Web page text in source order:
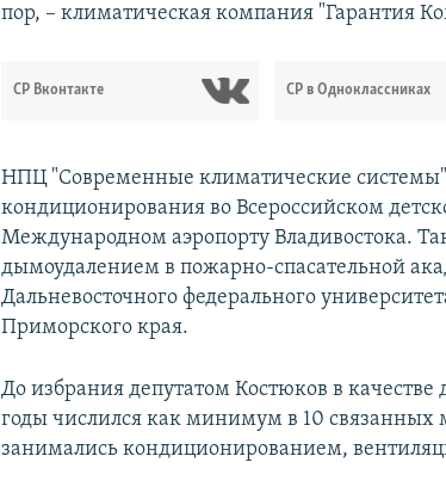
пор, – климатическая компания "Гарантия
СР Вконтакте СР в Одноклассниках
НПЦ "Современные климатические системы"
кондиционирования во Всероссийском
Международном аэропорту Владивостока.
дымоудалением в пожарно-спасательной
Дальневосточного федерального
Приморского края.
До избрания депутатом Костюков в качестве
годы числился как минимум в 10
занимались кондиционированием,